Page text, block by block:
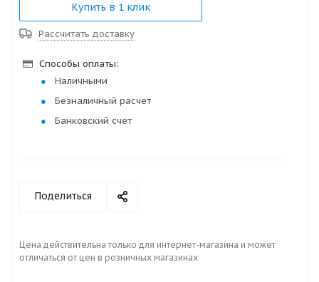
Купить в 1 клик
Рассчитать доставку
Способы оплаты:
Наличными
Безналичный расчет
Банковский счет
Поделиться
Цена действительна только для интернет-магазина и может
отличаться от цен в розничных магазинах